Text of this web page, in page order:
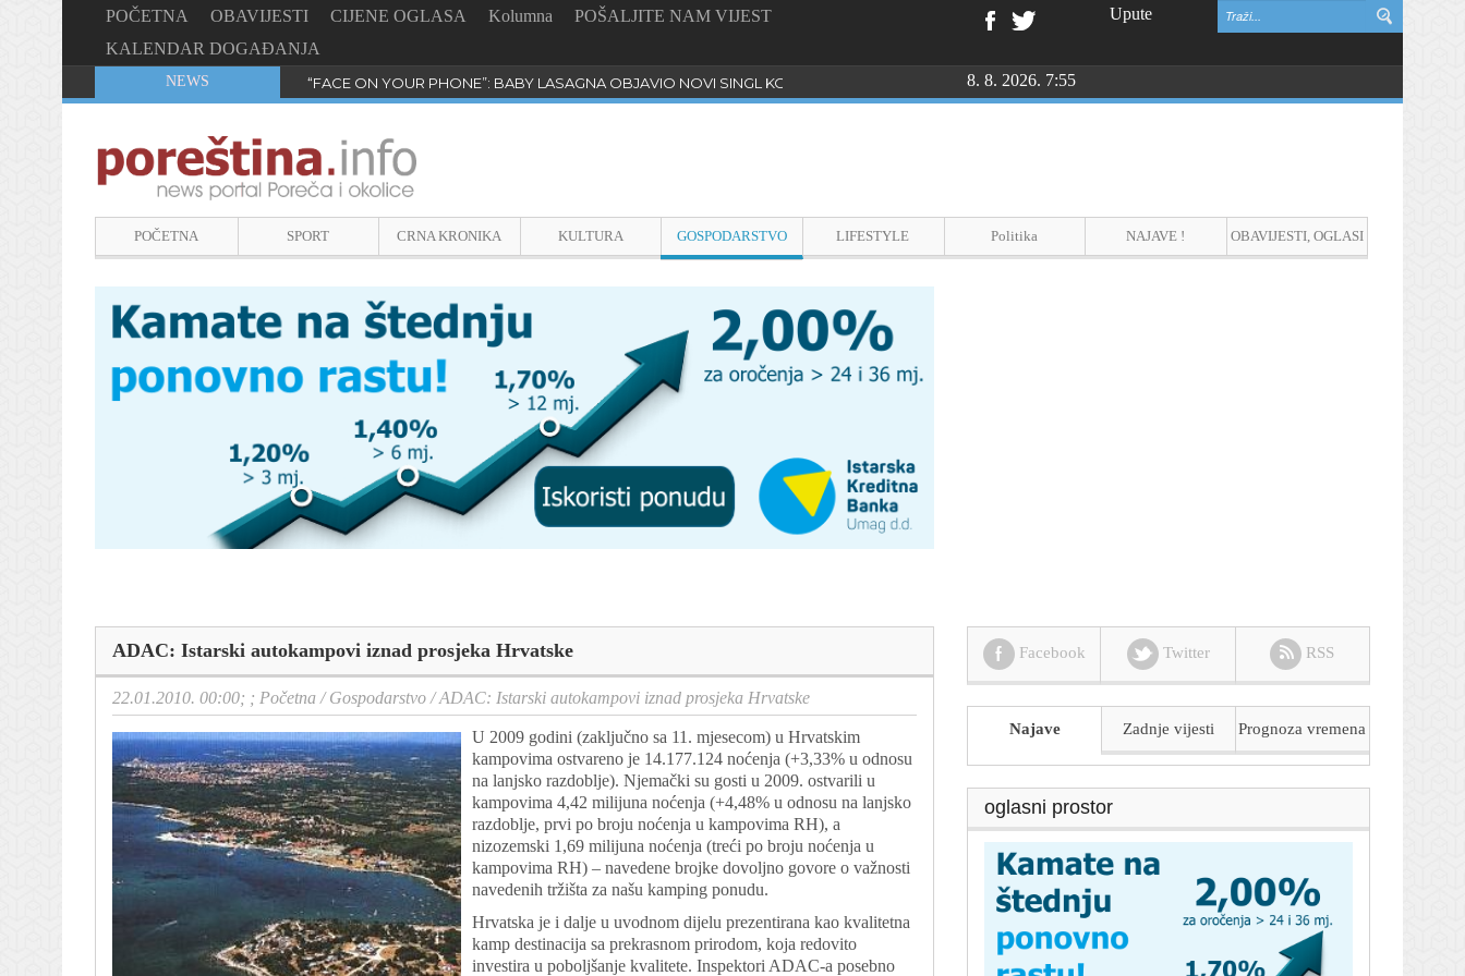
POČETNA OBAVIJESTI CIJENE OGLASA Kolumna
POŠALJITE NAM VIJEST
KALENDAR DOGAĐANJA
Upute
NEWS “FACE ON YOUR PHONE”: BABY LASAGNA OBJAVIO NOVI SINGL KOJI PROGOVARA O BULLYINGU8. 8. 2026. 7:55
POČETNA SPORT CRNA KRONIKA KULTURA GOSPODARSTVO LIFESTYLE Politika NAJAVE ! OBAVIJESTI, OGLASI
ADAC: Istarski autokampovi iznad prosjeka Hrvatske
22.01.2010. 00:00; ; Početna /Gospodarstvo /ADAC: Istarski autokampovi iznad prosjeka Hrvatske
U 2009 godini (zaključno sa 11. mjesecom) u Hrvatskim
kampovima ostvareno je 14.177.124 noćenja (+3,33% u odnosu
na lanjsko razdoblje). Njemački su gosti u 2009. ostvarili u
kampovima 4,42 milijuna noćenja (+4,48% u odnosu na lanjsko
razdoblje, prvi po broju noćenja u kampovima RH), a
nizozemski 1,69 milijuna noćenja (treći po broju noćenja u
kampovima RH) – navedene brojke dovoljno govore o važnosti
navedenih tržišta za našu kamping ponudu.
Hrvatska je i dalje u uvodnom dijelu prezentirana kao kvalitetna
kamp destinacija sa prekrasnom prirodom, koja redovito
investira u poboljšanje kvalitete. Inspektori ADAC-a posebno
Facebook Twitter RSS
Najave Zadnje vijesti Prognoza vremena
oglasni prostor